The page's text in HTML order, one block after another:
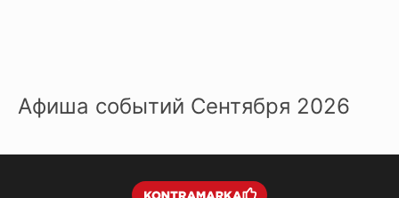
Афиша событий Сентября 2026